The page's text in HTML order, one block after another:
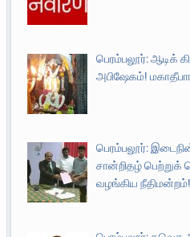
பெரம்பலூர்: ஆடிக்
அபிஷேகம்!
பெரம்பலூர்:
சான்றிதழ்
வழங்கிய நீதிமன்றம்!